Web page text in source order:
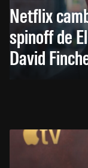
Netflix
spinoff de
David